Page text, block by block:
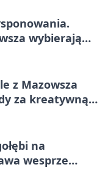
wybierają
z Mazowsza
za kreatywną
na
wesprze